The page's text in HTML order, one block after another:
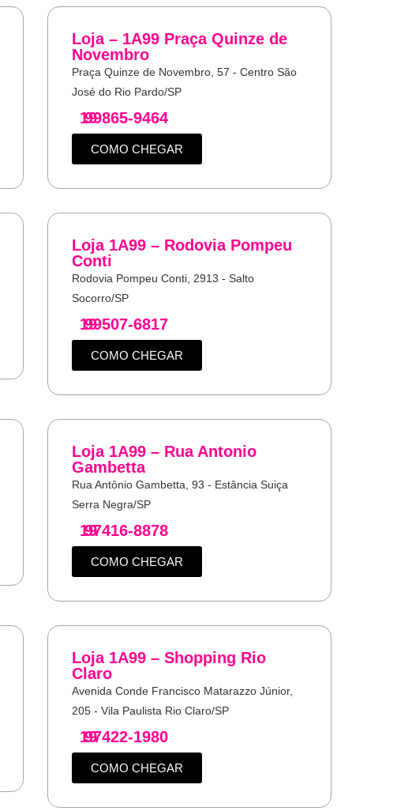
Loja – 1A99 Praça Quinze de
Novembro
Praça Quinze de Novembro, 57 - Centro São
José do Rio Pardo/SP
19
99865-9464
COMO CHEGAR
Loja 1A99 – Rodovia Pompeu
Conti
Rodovia Pompeu Conti, 2913 - Salto
Socorro/SP
19
99507-6817
COMO CHEGAR
Loja 1A99 – Rua Antonio
Gambetta
Rua Antônio Gambetta, 93 - Estância Suiça
Serra Negra/SP
19
97416-8878
COMO CHEGAR
Loja 1A99 – Shopping Rio
Claro
Avenida Conde Francisco Matarazzo Júnior,
205 - Vila Paulista Rio Claro/SP
19
97422-1980
COMO CHEGAR